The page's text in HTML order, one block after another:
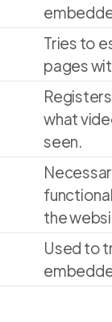
Tries to
pages
what
seen.
the
Used to